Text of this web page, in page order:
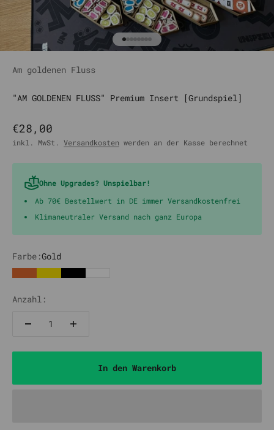
Gehe zu Element 1
Gehe zu Element 2
Gehe zu Element 3
Gehe zu Element 4
Gehe zu Element 5
Gehe zu Element 6
Gehe zu Element 7
Gehe zu Element 8
Am goldenen Fluss
"AM GOLDENEN FLUSS" Premium Insert [Grundspiel]
Angebot
€28,00
inkl. MwSt. Versandkosten werden an der Kasse berechnet
Ohne Upgrades? Unspielbar!
Ab 70€ Bestellwert in DE immer Versandkostenfrei
Klimaneutraler Versand nach ganz Europa
Farbe:Gold
Gold Gelb Schwarz
Anzahl:
In den Warenkorb